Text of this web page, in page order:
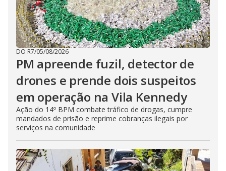
DO R7/05/08/2026
PM apreende fuzil, detector de
drones e prende dois suspeitos
em operação na Vila Kennedy
Ação do 14º BPM combate tráfico de drogas, cumpre
mandados de prisão e reprime cobranças ilegais por
serviços na comunidade